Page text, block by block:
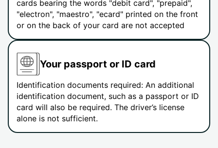
cards bearing the words "debit card", "prepaid",
"electron", "maestro", "ecard" printed on the front
or on the back of your card are not accepted
Your passport or ID card
Identification documents required: An additional
identification document, such as a passport or ID
card will also be required. The driver’s license
alone is not sufficient.